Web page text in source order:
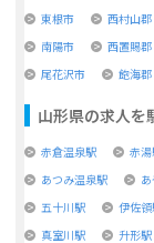
東根市
西村山郡
南陽市
西置賜郡
尾花沢市
飽海郡
山形県の求人を
赤倉温泉駅 赤
あつみ温泉駅
五十川駅
伊佐
真室川駅
升形駅